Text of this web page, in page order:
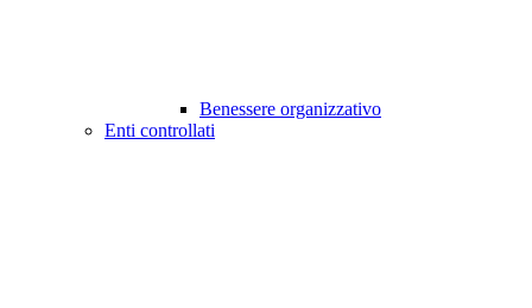
Benessere organizzativo
Enti controllati